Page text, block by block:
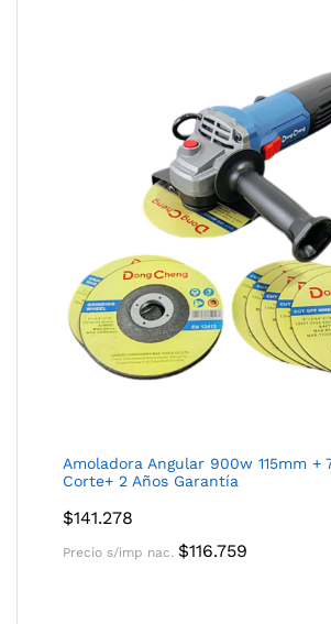
Amoladora Angular 900w 115mm +
Corte+ 2 Años Garantía
$141.278
Precio s/imp nac. $116.759